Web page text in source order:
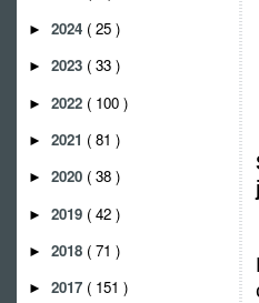
► 2024 ( 25 )
► 2023 ( 33 )
► 2022 ( 100 )
► 2021 ( 81 )
► 2020 ( 38 )
► 2019 ( 42 )
► 2018 ( 71 )
► 2017 ( 151 )